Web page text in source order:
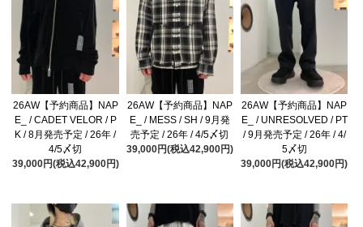
26AW【予約商品】NAP
E_ / CADET VELOR / P
K / 8月発売予定 / 26年 /
4/5〆切
39,000円(税込42,900円)
26AW【予約商品】NAP
E_ / MESS / SH / 9月発
売予定 / 26年 / 4/5〆切
39,000円(税込42,900円)
26AW【予約商品】NAP
E_ / UNRESOLVED / PT
/ 9月発売予定 / 26年 / 4/
5〆切
39,000円(税込42,900円)